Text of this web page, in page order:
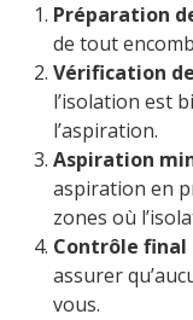
Préparation
de tout
Vérification
l’isolation est
l’aspiration.
Aspiration
aspiration en
zones où
Contrôle final
assurer
vous.